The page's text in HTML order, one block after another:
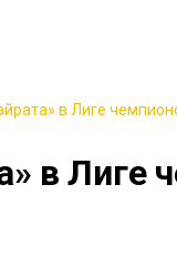
в Лиге
в Лиге